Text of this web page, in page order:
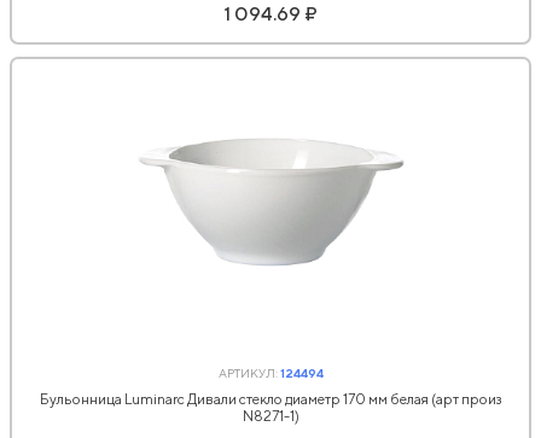
1 094.69 ₽
АРТИКУЛ:124494
Бульонница Luminarc Дивали стекло диаметр 170 мм белая (арт произ
N8271-1)